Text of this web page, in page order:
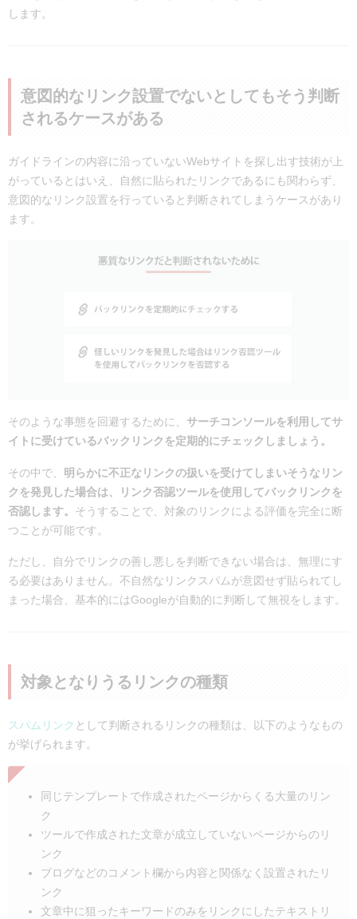
します。
意図的なリンク設置でないとしてもそう判断
されるケースがある
ガイドラインの内容に沿っていないWebサイトを探し出す技術が上
がっているとはいえ、自然に貼られたリンクであるにも関わらず、
意図的なリンク設置を行っていると判断されてしまうケースがあり
ます。
そのような事態を回避するために、 サーチコンソールを利用してサ
イトに受けているバックリンクを定期的にチェックしましょう。
その中で、 明らかに不正なリンクの扱いを受けてしまいそうなリン
クを発見した場合は、リンク否認ツールを使用してバックリンクを
否認します。 そうすることで、対象のリンクによる評価を完全に断
つことが可能です。
ただし、自分でリンクの善し悪しを判断できない場合は、無理にす
る必要はありません。不自然なリンクスパムが意図せず貼られてし
まった場合、基本的にはGoogleが自動的に判断して無視をします。
対象となりうるリンクの種類
スパムリンク として判断されるリンクの種類は、以下のようなもの
が挙げられます。
同じテンプレートで作成されたページからくる大量のリン
ク
ツールで作成された文章が成立していないページからのリ
ンク
ブログなどのコメント欄から内容と関係なく設置されたリ
ンク
文章中に狙ったキーワードのみをリンクにしたテキストリ